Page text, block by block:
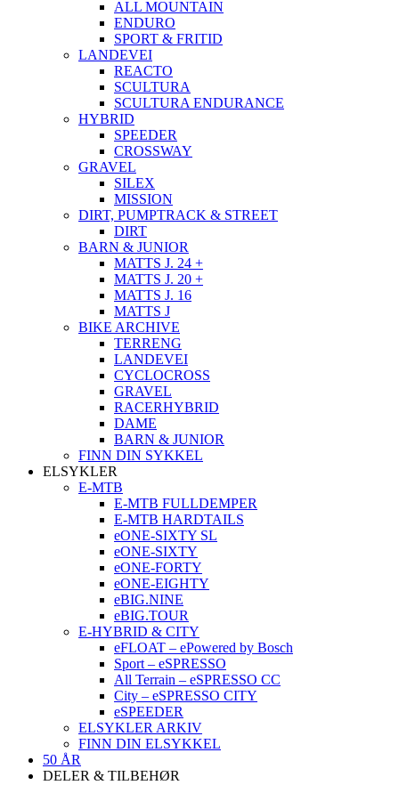
ALL MOUNTAIN
ENDURO
SPORT & FRITID
LANDEVEI
REACTO
SCULTURA
SCULTURA ENDURANCE
HYBRID
SPEEDER
CROSSWAY
GRAVEL
SILEX
MISSION
DIRT, PUMPTRACK & STREET
DIRT
BARN & JUNIOR
MATTS J. 24 +
MATTS J. 20 +
MATTS J. 16
MATTS J
BIKE ARCHIVE
TERRENG
LANDEVEI
CYCLOCROSS
GRAVEL
RACERHYBRID
DAME
BARN & JUNIOR
FINN DIN SYKKEL
ELSYKLER
E-MTB
E-MTB FULLDEMPER
E-MTB HARDTAILS
eONE-SIXTY SL
eONE-SIXTY
eONE-FORTY
eONE-EIGHTY
eBIG.NINE
eBIG.TOUR
E-HYBRID & CITY
eFLOAT – ePowered by Bosch
Sport – eSPRESSO
All Terrain – eSPRESSO CC
City – eSPRESSO CITY
eSPEEDER
ELSYKLER ARKIV
FINN DIN ELSYKKEL
50 ÅR
DELER & TILBEHØR